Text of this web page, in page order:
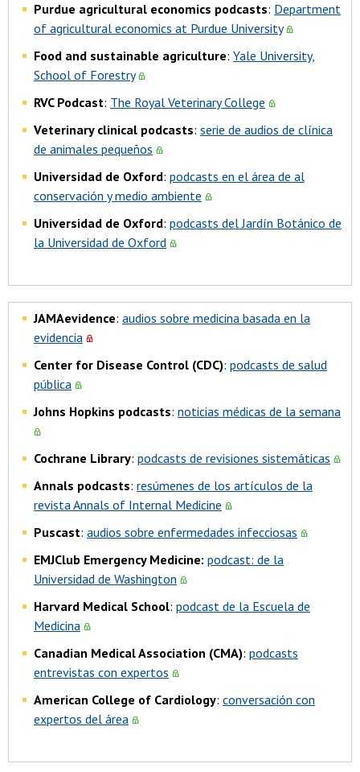
Purdue agricultural economics podcasts: Department
of agricultural economics at Purdue University
Food and sustainable agriculture: Yale University,
School of Forestry
RVC Podcast: The Royal Veterinary College
Veterinary clinical podcasts: serie de audios de clínica
de animales pequeños
Universidad de Oxford: podcasts en el área de al
conservación y medio ambiente
Universidad de Oxford: podcasts del Jardín Botánico de
la Universidad de Oxford
JAMAevidence: audios sobre medicina basada en la
evidencia
Center for Disease Control (CDC): podcasts de salud
pública
Johns Hopkins podcasts: noticias médicas de la semana
Cochrane Library: podcasts de revisiones sistemáticas
Annals podcasts: resúmenes de los artículos de la
revista Annals of Internal Medicine
Puscast: audios sobre enfermedades infecciosas
EMJClub Emergency Medicine: podcast: de la
Universidad de Washington
Harvard Medical School: podcast de la Escuela de
Medicina
Canadian Medical Association (CMA): podcasts
entrevistas con expertos
American College of Cardiology: conversación con
expertos del área